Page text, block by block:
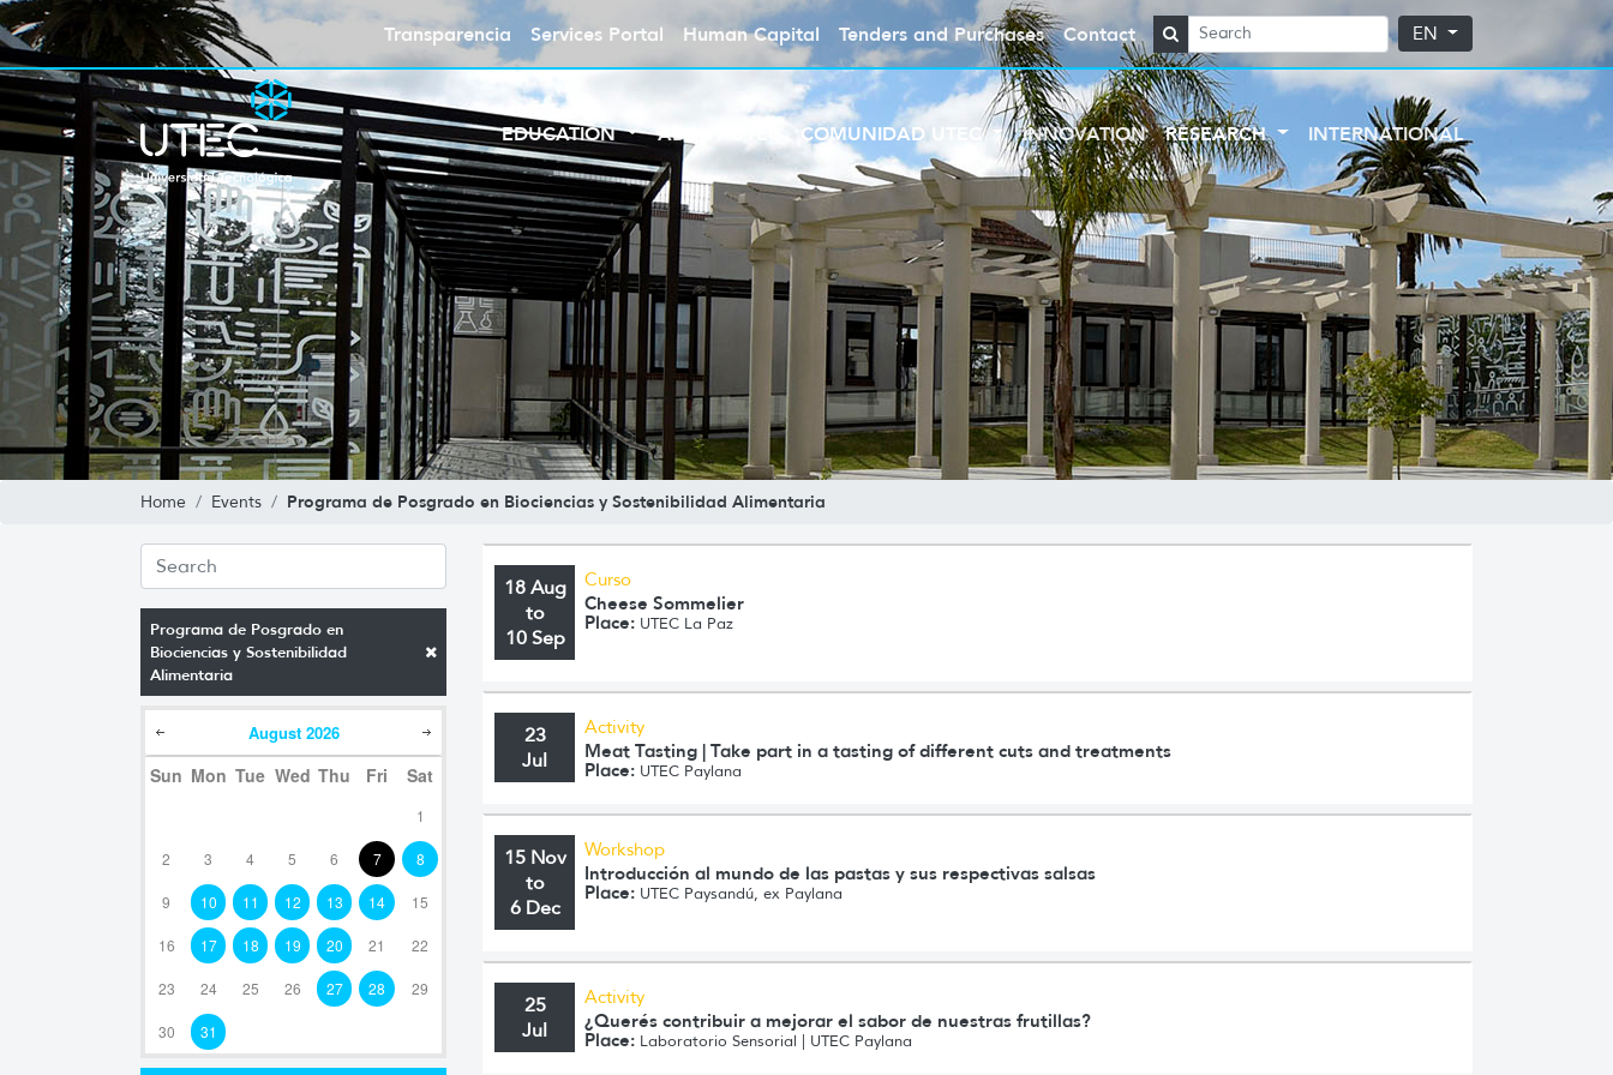
Transparencia Services Portal Human Capital Tenders and Purchases Contact EN
EDUCATION ABOUT UTEC COMUNIDAD UTEC INNOVATION RESEARCH INTERNATIONAL
Home Events Programa de Posgrado en Biociencias y Sostenibilidad Alimentaria
Programa de Posgrado en
Biociencias y Sostenibilidad
Alimentaria
August 2026
Sun Mon Tue Wed Thu Fri Sat
1
2 3 4 5 6 7 8
9 10 11 12 13 14 15
16 17 18 19 20 21 22
23 24 25 26 27 28 29
30 31
18 Aug
to
10 Sep
Curso
Cheese Sommelier
Place: UTEC La Paz
23
Jul
Activity
Meat Tasting | Take part in a tasting of different cuts and treatments
Place: UTEC Paylana
15 Nov
to
6 Dec
Workshop
Introducción al mundo de las pastas y sus respectivas salsas
Place: UTEC Paysandú, ex Paylana
25
Jul
Activity
¿Querés contribuir a mejorar el sabor de nuestras frutillas?
Place: Laboratorio Sensorial | UTEC Paylana